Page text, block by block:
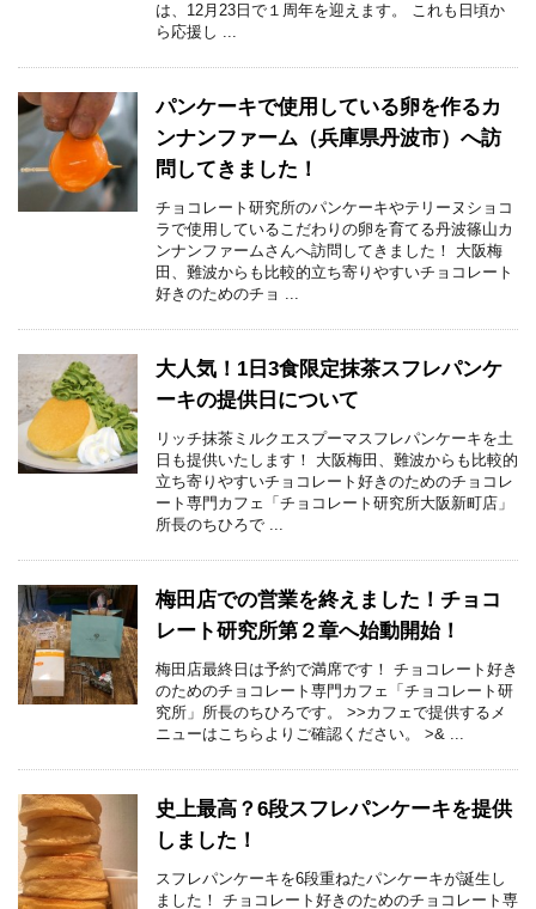
は、12月23日で１周年を迎えます。 これも日頃か
ら応援し ...
パンケーキで使用している卵を作るカ
ンナンファーム（兵庫県丹波市）へ訪
問してきました！
チョコレート研究所のパンケーキやテリーヌショコ
ラで使用しているこだわりの卵を育てる丹波篠山カ
ンナンファームさんへ訪問してきました！ 大阪梅
田、難波からも比較的立ち寄りやすいチョコレート
好きのためのチョ ...
大人気！1日3食限定抹茶スフレパンケ
ーキの提供日について
リッチ抹茶ミルクエスプーマスフレパンケーキを土
日も提供いたします！ 大阪梅田、難波からも比較的
立ち寄りやすいチョコレート好きのためのチョコレ
ート専門カフェ「チョコレート研究所大阪新町店」
所長のちひろで ...
梅田店での営業を終えました！チョコ
レート研究所第２章へ始動開始！
梅田店最終日は予約で満席です！ チョコレート好き
のためのチョコレート専門カフェ「チョコレート研
究所」所長のちひろです。 >>カフェで提供するメ
ニューはこちらよりご確認ください。 >& ...
史上最高？6段スフレパンケーキを提供
しました！
スフレパンケーキを6段重ねたパンケーキが誕生し
ました！ チョコレート好きのためのチョコレート専